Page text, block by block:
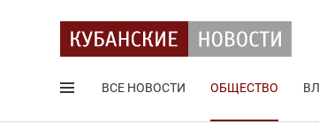
ВСЕ НОВОСТИ ОБЩЕСТВО